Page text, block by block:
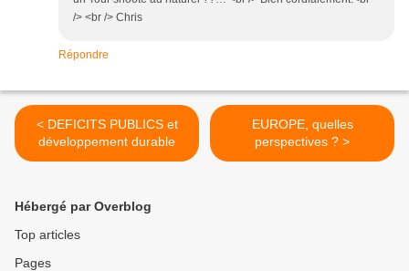
/> <br /> Chris
Répondre
< DEFICITS PUBLICS et
développement durable
EUROPE, quelles
perspectives ? >
Hébergé par Overblog
Top articles
Pages